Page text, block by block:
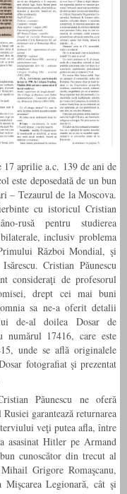
17 aprilie a.c. 139 de ani de
este deposedată de un bun
– Tezaurul de la Moscova.
cu istoricul Cristian
rusă pentru studierea
inclusiv problema
Război Mondial, şi
Cristian Păunescu
consideraţi de profesorul
drept cei mai buni
sa ne-a oferit detalii
de-al doilea Dosar de
17416, care este
unde se află originalele
fotografiat şi prezentat
Păunescu ne oferă
garantează returnarea
veţi putea afla, între
asasinat Hitler pe Armand
cunos­cător din trecut al
Grigore Romaşcanu,
Legionară, cât şi